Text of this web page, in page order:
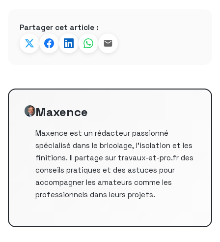
Partager cet article :
Maxence
Maxence est un rédacteur passionné
spécialisé dans le bricolage, l'isolation et les
finitions. Il partage sur travaux-et-pro.fr des
conseils pratiques et des astuces pour
accompagner les amateurs comme les
professionnels dans leurs projets.